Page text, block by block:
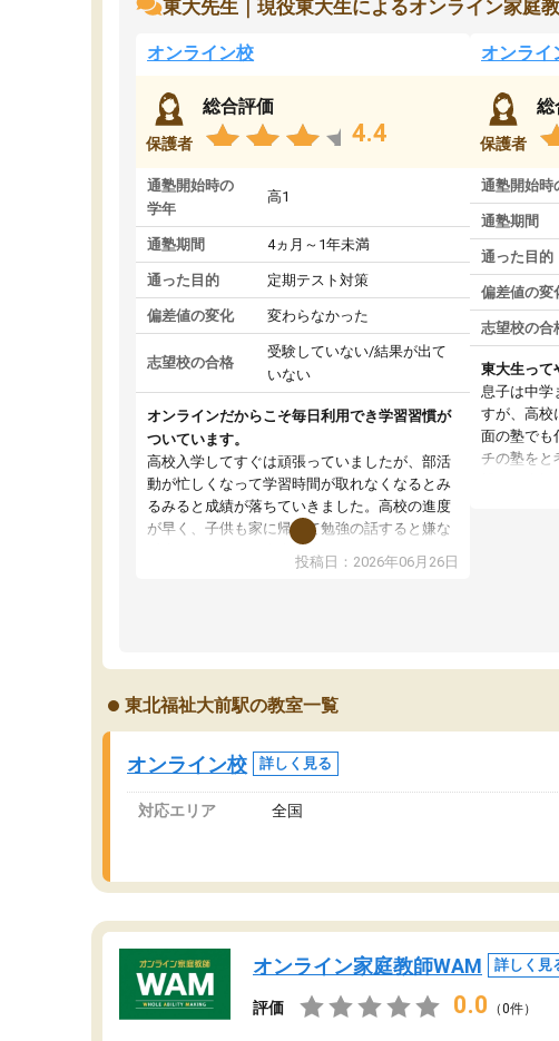
東大先生｜現役東大生によるオンライン家庭
オンライン校
保護者
総合評価
4.4
通塾開始時の
学年
高1
通塾期間 4ヵ月～1年未満
通った目的 定期テスト対策
偏差値の変化 変わらなかった
志望校の合格
受験していない/結果が出て
いない
オンラインだからこそ毎日利用でき学習習慣が
ついています。
高校入学してすぐは頑張っていましたが、部活
動が忙しくなって学習時間が取れなくなるとみ
るみると成績が落ちていきました。高校の進度
が早く、子供も家に帰って勉強の話すると嫌な
反応を示します。東大先生にお願いしてからは
効率的な計画を先生が立ててくれるので、親と
投稿日：2026年06月26日
オンライ
保護者
総
通塾開始時
通塾期間
通った目的
偏差値の変
志望校の合
東大生って
息子は中学
すが、高校
面の塾でも
チの塾をと
望で、当
いたので
東北福祉大前駅の教室一覧
オンライン校 詳しく見る
対応エリア 全国
オンライン家庭教師WAM 詳しく見
評価 0.0 （0件）